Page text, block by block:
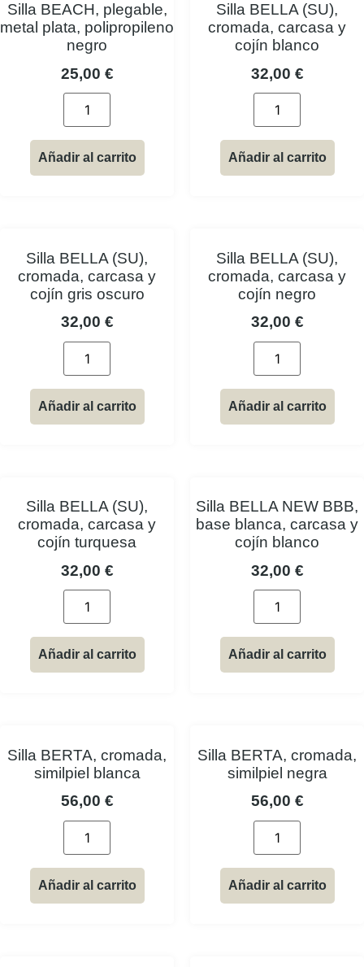
Silla BEACH, plegable,
metal plata, polipropileno
negro
25,00 €
Añadir al carrito
Silla BELLA (SU),
cromada, carcasa y
cojín blanco
32,00 €
Añadir al carrito
Silla BELLA (SU),
cromada, carcasa y
cojín gris oscuro
32,00 €
Añadir al carrito
Silla BELLA (SU),
cromada, carcasa y
cojín negro
32,00 €
Añadir al carrito
Silla BELLA (SU),
cromada, carcasa y
cojín turquesa
32,00 €
Añadir al carrito
Silla BELLA NEW BBB,
base blanca, carcasa y
cojín blanco
32,00 €
Añadir al carrito
Silla BERTA, cromada,
similpiel blanca
56,00 €
Añadir al carrito
Silla BERTA, cromada,
similpiel negra
56,00 €
Añadir al carrito